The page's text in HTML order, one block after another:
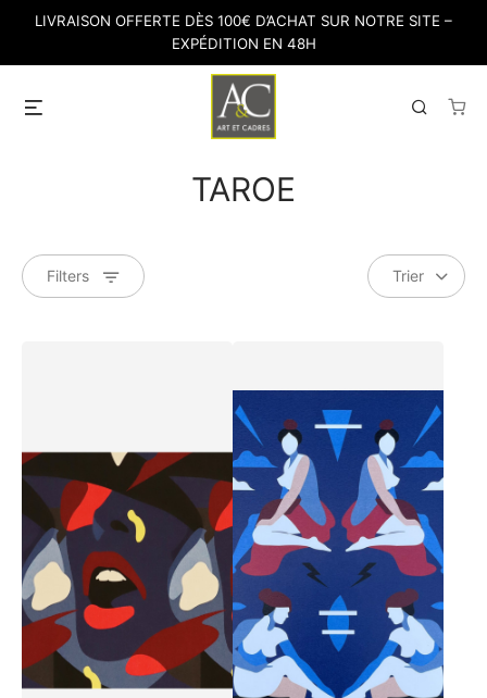
content
LIVRAISON OFFERTE DÈS 100€ D’ACHAT SUR NOTRE SITE –
EXPÉDITION EN 48H
Search
TAROE
Filters